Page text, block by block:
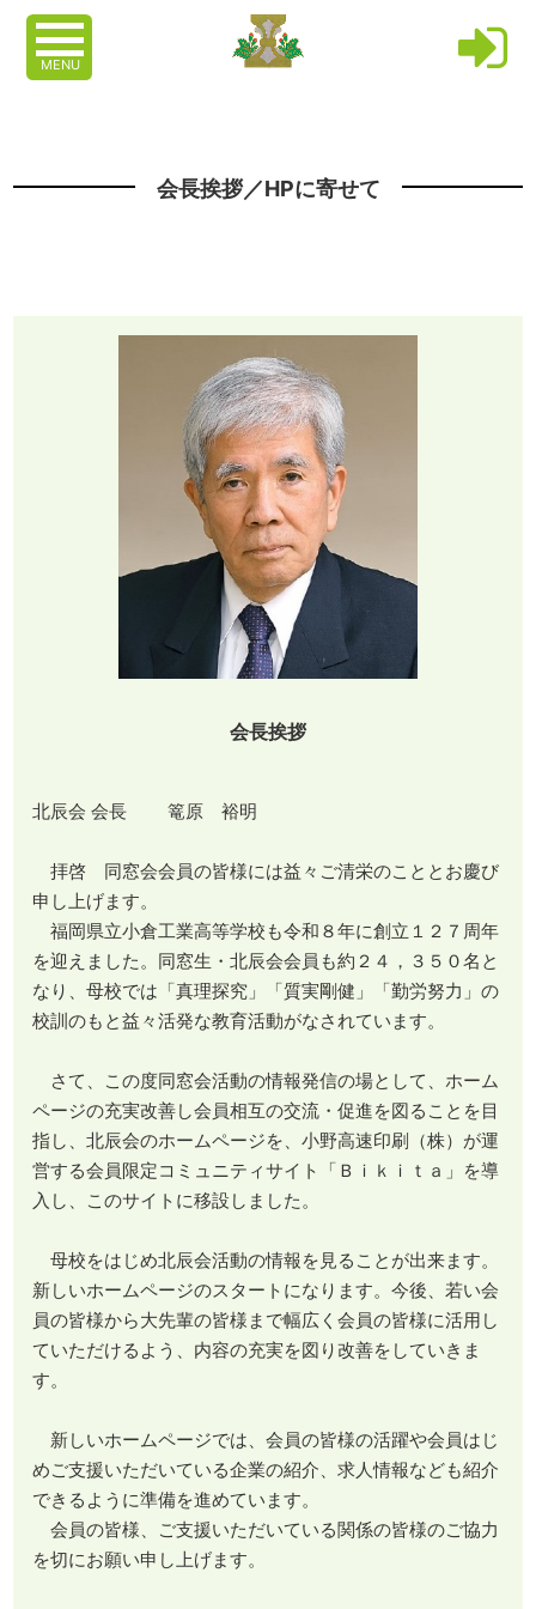
MENU
会長挨拶／HPに寄せて
会長挨拶
北辰会 会長 篭原 裕明
拝啓 同窓会会員の皆様には益々ご清栄のこととお慶び
申し上げます。
福岡県立小倉工業高等学校も令和８年に創立１２７周年
を迎えました。同窓生・北辰会会員も約２４，３５０名と
なり、母校では「真理探究」「質実剛健」「勤労努力」の
校訓のもと益々活発な教育活動がなされています。
さて、この度同窓会活動の情報発信の場として、ホーム
ページの充実改善し会員相互の交流・促進を図ることを目
指し、北辰会のホームページを、小野高速印刷（株）が運
営する会員限定コミュニティサイト「Ｂｉｋｉｔａ」を導
入し、このサイトに移設しました。
母校をはじめ北辰会活動の情報を見ることが出来ます。
新しいホームページのスタートになります。今後、若い会
員の皆様から大先輩の皆様まで幅広く会員の皆様に活用し
ていただけるよう、内容の充実を図り改善をしていきま
す。
新しいホームページでは、会員の皆様の活躍や会員はじ
めご支援いただいている企業の紹介、求人情報なども紹介
できるように準備を進めています。
会員の皆様、ご支援いただいている関係の皆様のご協力
を切にお願い申し上げます。